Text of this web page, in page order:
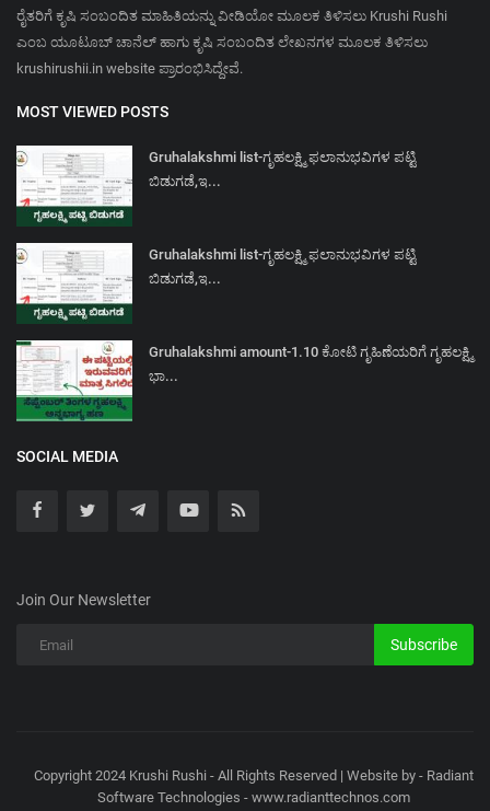
ರೈತರಿಗೆ ಕೃಷಿ ಸಂಬಂದಿತ ಮಾಹಿತಿಯನ್ನು ವೀಡಿಯೋ ಮೂಲಕ ತಿಳಿಸಲು Krushi Rushi
ಎಂಬ ಯೂಟೂಬ್ ಚಾನೆಲ್ ಹಾಗು ಕೃಷಿ ಸಂಬಂದಿತ ಲೇಖನಗಳ ಮೂಲಕ ತಿಳಿಸಲು
krushirushii.in website ಪ್ರಾರಂಭಿಸಿದ್ದೇವೆ.
MOST VIEWED POSTS
Gruhalakshmi list-ಗೃಹಲಕ್ಷ್ಮಿ ಫಲಾನುಭವಿಗಳ ಪಟ್ಟಿ
ಬಿಡುಗಡೆ,ಇ...
Gruhalakshmi list-ಗೃಹಲಕ್ಷ್ಮಿ ಫಲಾನುಭವಿಗಳ ಪಟ್ಟಿ
ಬಿಡುಗಡೆ,ಇ...
Gruhalakshmi amount-1.10 ಕೋಟಿ ಗೃಹಿಣೆಯರಿಗೆ ಗೃಹಲಕ್ಷ್ಮಿ
ಭಾ...
SOCIAL MEDIA
Join Our Newsletter
Subscribe
Copyright 2024 Krushi Rushi - All Rights Reserved | Website by - Radiant
Software Technologies - www.radianttechnos.com